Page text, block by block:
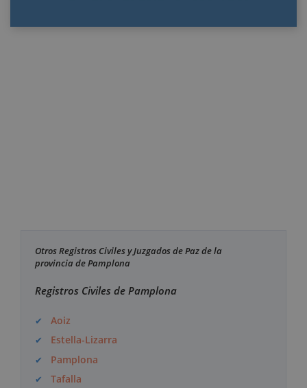
Otros Registros Civiles y Juzgados de Paz de la
provincia de Pamplona
Registros Civiles de Pamplona
Aoiz
Estella-Lizarra
Pamplona
Tafalla